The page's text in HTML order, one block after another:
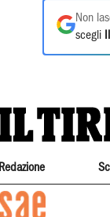
Non
scegli
Redazione